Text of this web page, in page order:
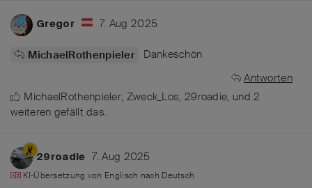
Gregor 7. Aug 2025
MichaelRothenpieler
Dankeschön
Antworten
MichaelRothenpieler, Zweck_Los, 29roadie, und2
weiteren gefällt das.
29roadie 7. Aug 2025
KI-Übersetzung von Englisch nach Deutsch